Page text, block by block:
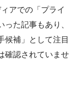
アでの「プライ
た記事もあり、
候補」として注目
確認されていませ